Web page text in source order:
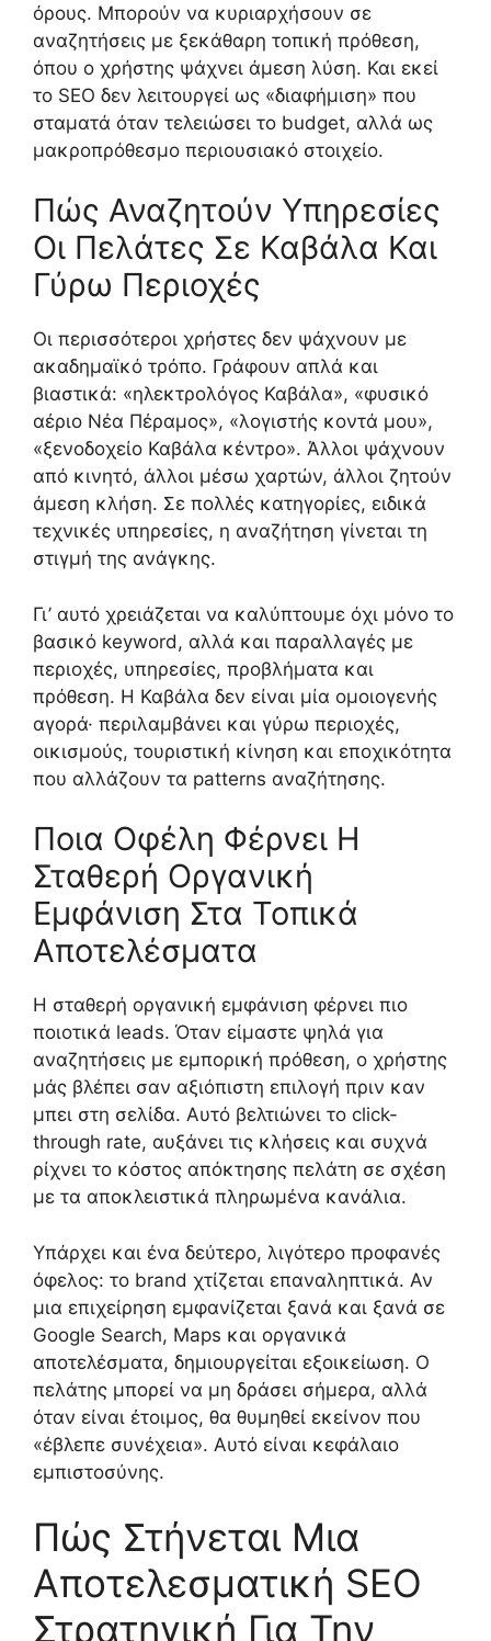
όρους. Μπορούν να κυριαρχήσουν σε
αναζητήσεις με ξεκάθαρη τοπική πρόθεση,
όπου ο χρήστης ψάχνει άμεση λύση. Και εκεί
το SEO δεν λειτουργεί ως «διαφήμιση» που
σταματά όταν τελειώσει το budget, αλλά ως
μακροπρόθεσμο περιουσιακό στοιχείο.
Πώς Αναζητούν Υπηρεσίες
Οι Πελάτες Σε Καβάλα Και
Γύρω Περιοχές
Οι περισσότεροι χρήστες δεν ψάχνουν με
ακαδημαϊκό τρόπο. Γράφουν απλά και
βιαστικά: «ηλεκτρολόγος Καβάλα», «φυσικό
αέριο Νέα Πέραμος», «λογιστής κοντά μου»,
«ξενοδοχείο Καβάλα κέντρο». Άλλοι ψάχνουν
από κινητό, άλλοι μέσω χαρτών, άλλοι ζητούν
άμεση κλήση. Σε πολλές κατηγορίες, ειδικά
τεχνικές υπηρεσίες, η αναζήτηση γίνεται τη
στιγμή της ανάγκης.
Γι’ αυτό χρειάζεται να καλύπτουμε όχι μόνο το
βασικό keyword, αλλά και παραλλαγές με
περιοχές, υπηρεσίες, προβλήματα και
πρόθεση. Η Καβάλα δεν είναι μία ομοιογενής
αγορά· περιλαμβάνει και γύρω περιοχές,
οικισμούς, τουριστική κίνηση και εποχικότητα
που αλλάζουν τα patterns αναζήτησης.
Ποια Οφέλη Φέρνει Η
Σταθερή Οργανική
Εμφάνιση Στα Τοπικά
Αποτελέσματα
Η σταθερή οργανική εμφάνιση φέρνει πιο
ποιοτικά leads. Όταν είμαστε ψηλά για
αναζητήσεις με εμπορική πρόθεση, ο χρήστης
μάς βλέπει σαν αξιόπιστη επιλογή πριν καν
μπει στη σελίδα. Αυτό βελτιώνει το click-
through rate, αυξάνει τις κλήσεις και συχνά
ρίχνει το κόστος απόκτησης πελάτη σε σχέση
με τα αποκλειστικά πληρωμένα κανάλια.
Υπάρχει και ένα δεύτερο, λιγότερο προφανές
όφελος: το brand χτίζεται επαναληπτικά. Αν
μια επιχείρηση εμφανίζεται ξανά και ξανά σε
Google Search, Maps και οργανικά
αποτελέσματα, δημιουργείται εξοικείωση. Ο
πελάτης μπορεί να μη δράσει σήμερα, αλλά
όταν είναι έτοιμος, θα θυμηθεί εκείνον που
«έβλεπε συνέχεια». Αυτό είναι κεφάλαιο
εμπιστοσύνης.
Πώς Στήνεται Μια
Αποτελεσματική SEO
Στρατηγική Για Την